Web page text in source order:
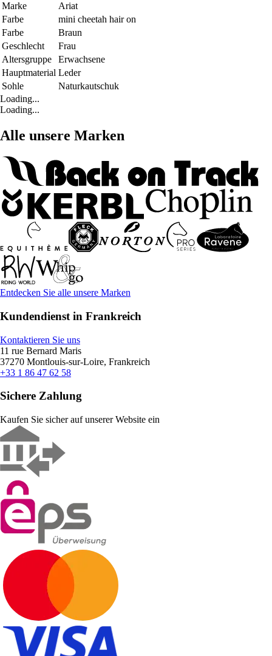
Marke
Ariat
Farbe
mini cheetah hair on
Farbe
Braun
Geschlecht
Frau
Altersgruppe
Erwachsene
Hauptmaterial Leder
Sohle
Naturkautschuk
Loading...
Loading...
Alle unsere Marken
Entdecken Sie alle unsere Marken
Kundendienst in Frankreich
Kontaktieren Sie uns
11 rue Bernard Maris
37270 Montlouis-sur-Loire, Frankreich
+33 1 86 47 62 58
Sichere Zahlung
Kaufen Sie sicher auf unserer Website ein